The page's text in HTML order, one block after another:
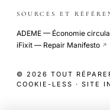
SOURCES ET
ADEME — Économie
iFixit — Repair Manifesto ↗
© 2026 TOUT
COOKIE-LESS · SITE